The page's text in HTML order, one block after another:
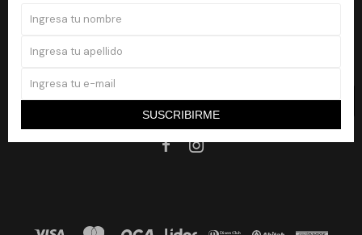
SUSCRIBIRME
¡Suscribite a nuestro newsletter y accedé a un 10% off en tu primera
SUSCRIBIRME
 